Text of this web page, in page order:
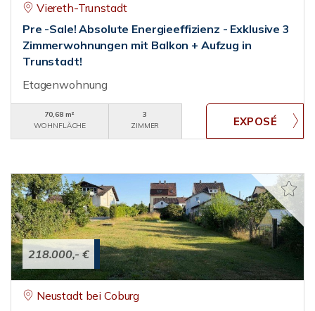
Viereth-Trunstadt
Pre -Sale! Absolute Energieeffizienz - Exklusive 3
Zimmerwohnungen mit Balkon + Aufzug in
Trunstadt!
Etagenwohnung
70,68 m²
WOHNFLÄCHE
3
ZIMMER
218.000,- €
Neustadt bei Coburg